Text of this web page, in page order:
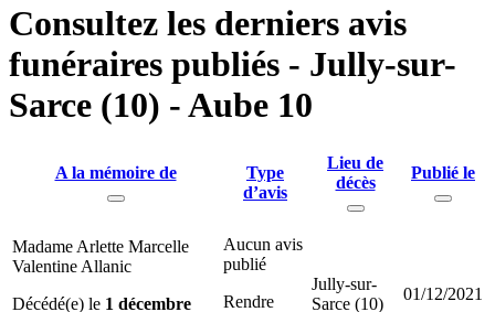
Consultez les derniers avis
funéraires publiés - Jully-sur-
Sarce (10) - Aube 10
A la mémoire de
Type
d’avis
Lieu de
décès
Publié le
Madame Arlette Marcelle
Valentine Allanic
Décédé(e) le 1 décembre
Aucun avis
publié
Rendre
Jully-sur-
Sarce (10)
01/12/2021